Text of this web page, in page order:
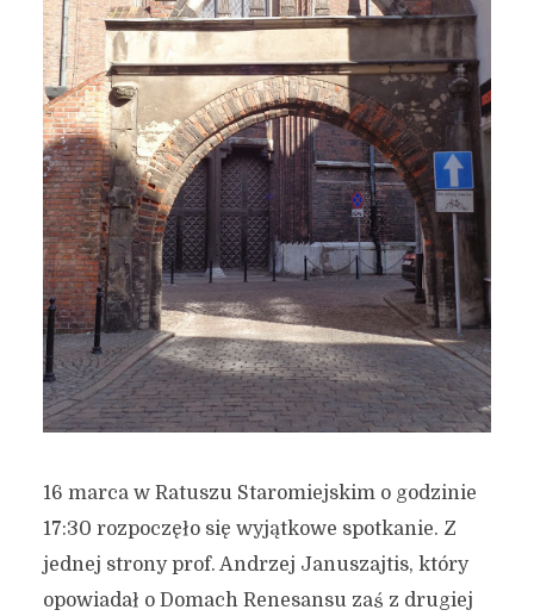
16 marca w Ratuszu Staromiejskim o godzinie
17:30 rozpoczęło się wyjątkowe spotkanie. Z
jednej strony prof. Andrzej Januszajtis, który
opowiadał o Domach Renesansu zaś z drugiej